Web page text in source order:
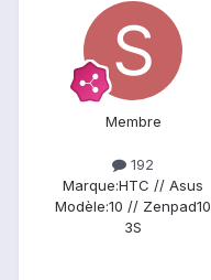
Membre
192
Marque:HTC // Asus
Modèle:10 // Zenpad10
3S